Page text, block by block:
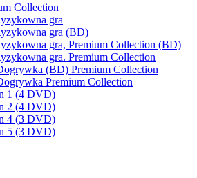
Collection
gra
gra (BD)
gra, Premium Collection (BD)
gra. Premium Collection
(BD) Premium Collection
Premium Collection
1 (4 DVD)
2 (4 DVD)
4 (3 DVD)
5 (3 DVD)